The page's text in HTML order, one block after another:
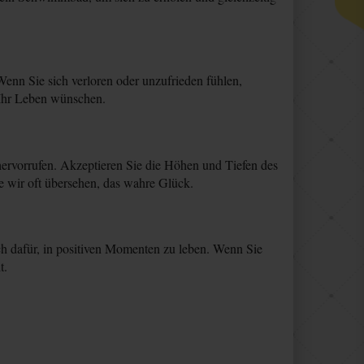
Sie sich verloren oder unzufrieden fühlen,
Leben wünschen.
Akzeptieren Sie die Höhen und Tiefen des
oft übersehen, das wahre Glück.
dafür, in positiven Momenten zu leben. Wenn Sie